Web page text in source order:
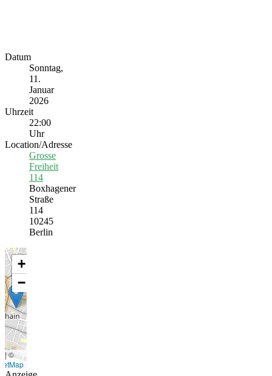
Datum
Sonntag,
11.
Januar
2026
Uhrzeit
22:00
Uhr
Location/Adresse
Grosse
Freiheit
114
Boxhagener
Straße
114
10245
Berlin
+
−
|©